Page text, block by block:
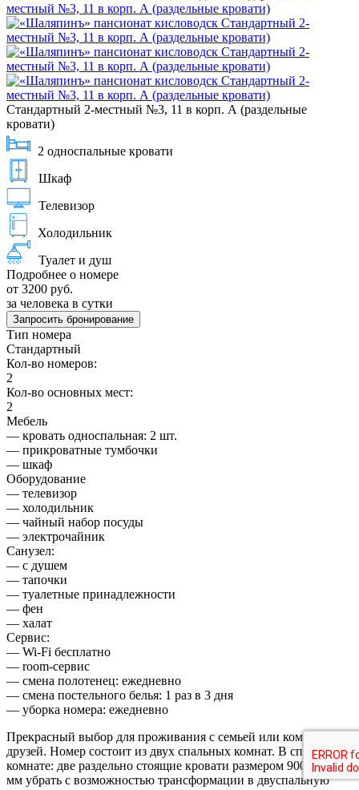
Стандартный 2-местный №3, 11 в корп. А (раздельные
кровати)
2 односпальные кровати
Шкаф
Телевизор
Холодильник
Туалет и душ
Подробнее о номере
от 3200 руб.
за человека в сутки
Запросить бронирование
Тип номера
Стандартный
Кол-во номеров:
2
Кол-во основных мест:
2
Мебель
— кровать односпальная: 2 шт.
— прикроватные тумбочки
— шкаф
Оборудование
— телевизор
— холодильник
— чайный набор посуды
— электрочайник
Санузел:
— с душем
— тапочки
— туалетные принадлежности
— фен
— халат
Сервис:
— Wi-Fi бесплатно
— room-сервис
— смена полотенец: ежедневно
— смена постельного белья: 1 раз в 3 дня
— уборка номера: ежедневно
Прекрасный выбор для проживания с семьей или компании
друзей. Номер состоит из двух спальных комнат. В спальной
комнате: две раздельно стоящие кровати размером 900 х 2000
мм убрать с возможностью трансформации в двуспальную